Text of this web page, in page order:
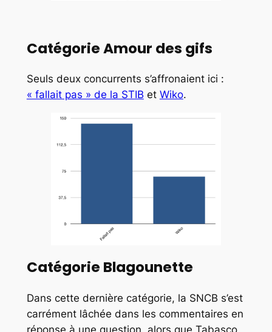
Catégorie Amour des gifs
Seuls deux concurrents s’affronaient ici :
« fallait pas » de la STIB et Wiko.
Catégorie Blagounette
Dans cette dernière catégorie, la SNCB s’est
carrément lâchée dans les commentaires en
réponse à une question, alors que Tabasco